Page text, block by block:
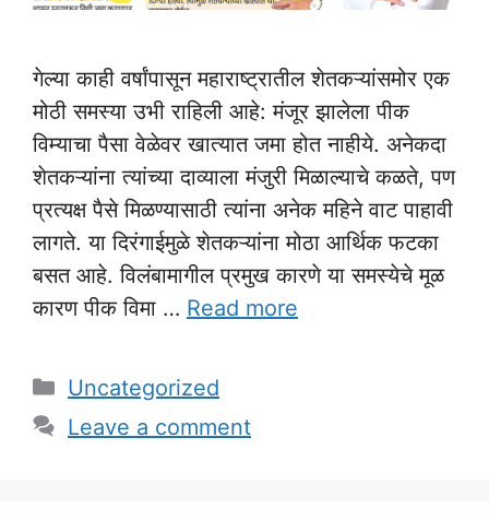
गेल्या काही वर्षांपासून महाराष्ट्रातील शेतकऱ्यांसमोर एक
मोठी समस्या उभी राहिली आहे: मंजूर झालेला पीक
विम्याचा पैसा वेळेवर खात्यात जमा होत नाहीये. अनेकदा
शेतकऱ्यांना त्यांच्या दाव्याला मंजुरी मिळाल्याचे कळते, पण
प्रत्यक्ष पैसे मिळण्यासाठी त्यांना अनेक महिने वाट पाहावी
लागते. या दिरंगाईमुळे शेतकऱ्यांना मोठा आर्थिक फटका
बसत आहे. विलंबामागील प्रमुख कारणे या समस्येचे मूळ
कारण पीक विमा … Read more
Categories
Uncategorized
Leave a comment